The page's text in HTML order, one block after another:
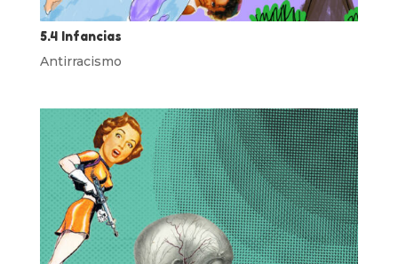
5.4 Infancias
Antirracismo